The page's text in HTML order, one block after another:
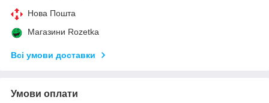
Нова Пошта
Магазини Rozetka
Всі умови доставки
Умови оплати